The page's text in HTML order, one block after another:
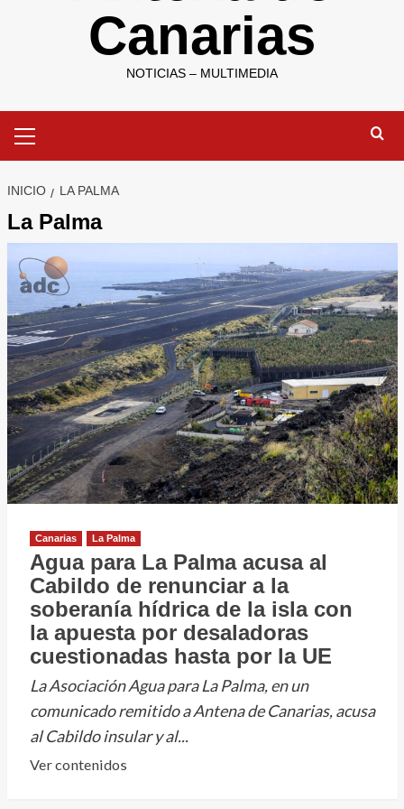
Canarias
NOTICIAS – MULTIMEDIA
primario
INICIO LA PALMA
La Palma
Canarias La Palma
Agua para La Palma acusa al
Cabildo de renunciar a la
soberanía hídrica de la isla con
la apuesta por desaladoras
cuestionadas hasta por la UE
La Asociación Agua para La Palma, en un
comunicado remitido a Antena de Canarias, acusa
al Cabildo insular y al...
Ver contenidosLeer